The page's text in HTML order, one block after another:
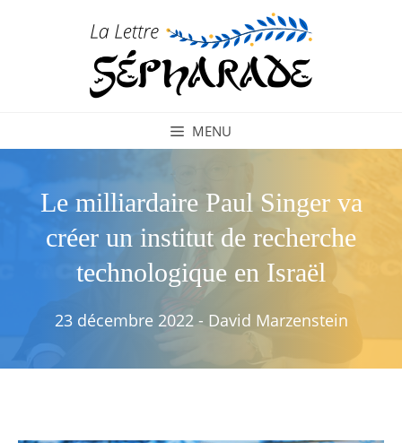
MENU
Le milliardaire Paul Singer va
créer un institut de recherche
technologique en Israël
23 décembre 2022 - David Marzenstein